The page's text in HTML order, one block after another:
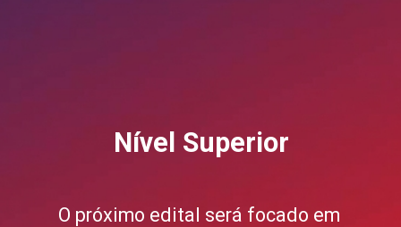
Nível Superior
O próximo edital será focado em